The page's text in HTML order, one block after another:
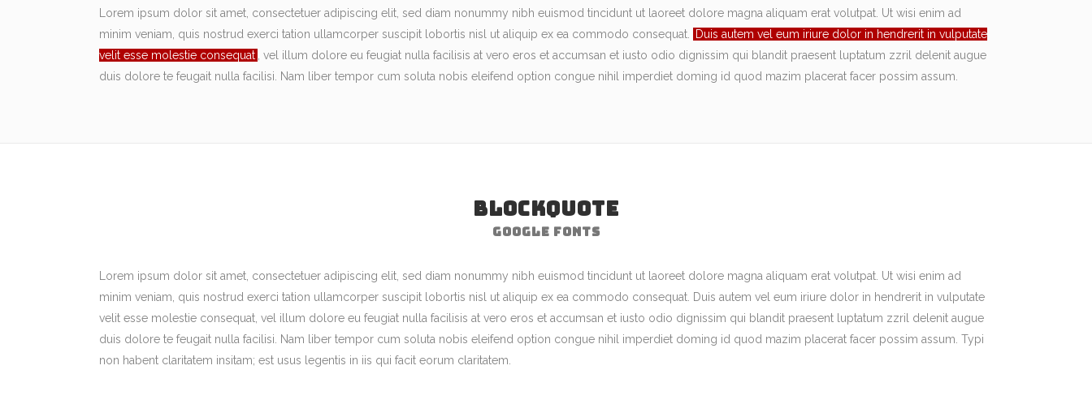
Lorem ipsum dolor sit amet, consectetuer adipiscing elit, sed diam nonummy nibh euismod tincidunt ut laoreet dolore magna aliquam erat volutpat. Ut wisi enim ad
minim veniam, quis nostrud exerci tation ullamcorper suscipit lobortis nisl ut aliquip ex ea commodo consequat.
Duis autem vel eum iriure dolor in hendrerit in vulputate
velit esse molestie consequat
, vel illum dolore eu feugiat nulla facilisis at vero eros et accumsan et iusto odio dignissim qui blandit praesent luptatum zzril delenit augue
duis dolore te feugait nulla facilisi. Nam liber tempor cum soluta nobis eleifend option congue nihil imperdiet doming id quod mazim placerat facer possim assum.
BLOCKQUOTE
GOOGLE FONTS
Lorem ipsum dolor sit amet, consectetuer adipiscing elit, sed diam nonummy nibh euismod tincidunt ut laoreet dolore magna aliquam erat volutpat. Ut wisi enim ad
minim veniam, quis nostrud exerci tation ullamcorper suscipit lobortis nisl ut aliquip ex ea commodo consequat. Duis autem vel eum iriure dolor in hendrerit in vulputate
velit esse molestie consequat, vel illum dolore eu feugiat nulla facilisis at vero eros et accumsan et iusto odio dignissim qui blandit praesent luptatum zzril delenit augue
duis dolore te feugait nulla facilisi. Nam liber tempor cum soluta nobis eleifend option congue nihil imperdiet doming id quod mazim placerat facer possim assum. Typi
non habent claritatem insitam; est usus legentis in iis qui facit eorum claritatem.